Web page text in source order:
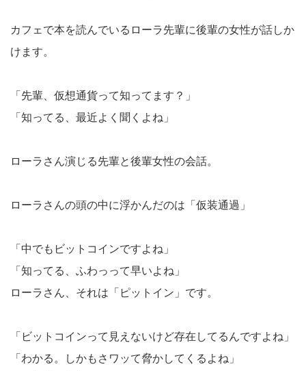
カフェで本を読んでいるローラ先輩に後輩の女性が話しか
けます。
「先輩、仮想通貨って知ってます？」
「知ってる、最近よく聞くよね」
ローラさん演じる先輩と後輩女性の会話。
ローラさんの頭の中に浮かんだのは「仮装通過」
「中でもビットコインですよね」
「知ってる、ふわっって早いよね」
ローラさん、それは「ピットイン」です。
「ビットコインって見えないけど存在してるんですよね」
「わかる。しかもさワッて脅かしてくるよね」